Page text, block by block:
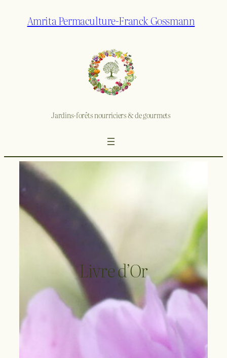
Amrita Permaculture-Franck Gossmann
Jardins-forêts nourriciers & de gourmets
Livre d’Or